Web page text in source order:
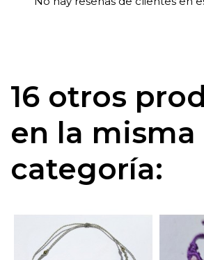
16 otros
en la misma
categoría: